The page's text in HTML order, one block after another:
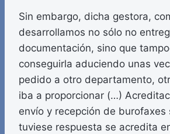
Sin embargo, dicha gestora,
desarrollamos no sólo no
documentación, sino que
conseguirla aduciendo unas
pedido a otro departamento,
iba a proporcionar (…)
envío y recepción de burofaxes
tuviese respuesta se acredita